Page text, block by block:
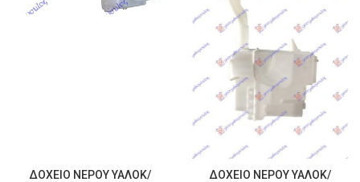
ΔΟΧΕΙΟ ΝΕΡΟΥ ΥΑΛΟΚ/
ΔΟΧΕΙΟ ΝΕΡΟΥ ΥΑΛΟΚ/